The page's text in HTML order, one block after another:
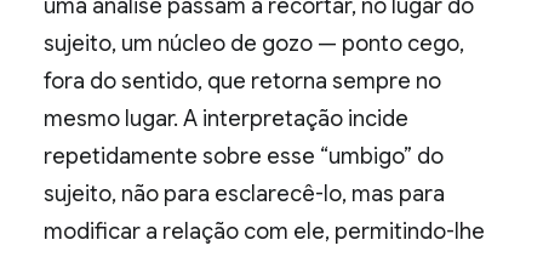
uma análise passam a recortar, no lugar do
sujeito, um núcleo de gozo — ponto cego,
fora do sentido, que retorna sempre no
mesmo lugar. A interpretação incide
repetidamente sobre esse “umbigo” do
sujeito, não para esclarecê-lo, mas para
modificar a relação com ele, permitindo-lhe